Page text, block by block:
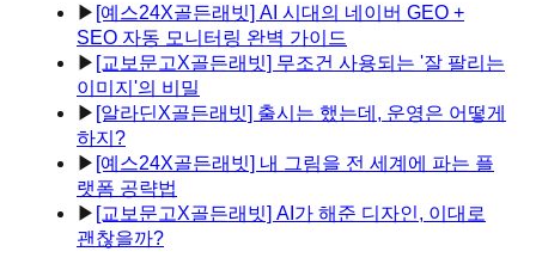
▶ [예스24X골든래빗] AI 시대의 네이버 GEO +
SEO 자동 모니터링 완벽 가이드
▶ [교보문고X골든래빗] 무조건 사용되는 '잘 팔리는
이미지'의 비밀
▶ [알라딘X골든래빗] 출시는 했는데, 운영은 어떻게
하지?
▶ [예스24X골든래빗] 내 그림을 전 세계에 파는 플
랫폼 공략법
▶ [교보문고X골든래빗] AI가 해준 디자인, 이대로
괜찮을까?